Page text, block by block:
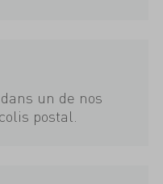
un de nos
postal.